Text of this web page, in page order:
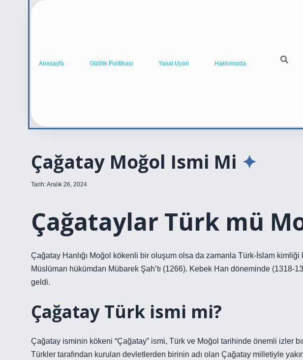
Anasayfa Gizlilik Politikası Yasal Uyarı Hakkımızda
Çağatay Moğol Ismi Mi
Tarih: Aralık 26, 2024
Çağataylar Türk mü
Çağatay Hanlığı Moğol kökenli bir oluşum olsa da zamanla Türk-İslam kimliği
Müslüman hükümdarı Mübarek Şah’tı (1266). Kebek Han döneminde (1318-
geldi.
Çağatay Türk ismi mi?
Çağatay isminin kökeni “Çağatay” ismi, Türk ve Moğol tarihinde önemli izler
Türkler tarafından kurulan devletlerden birinin adı olan Çağatay milletiyle